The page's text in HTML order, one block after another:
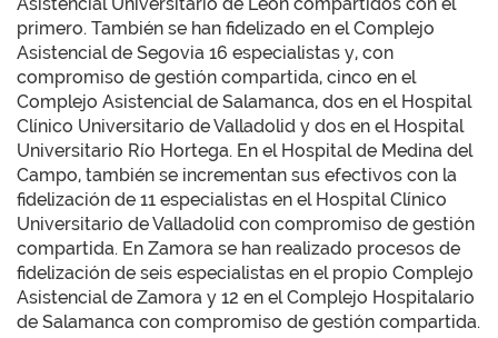
primero. También se han fidelizado en el Complejo
Asistencial de Segovia 16 especialistas y, con
compromiso de gestión compartida, cinco en el
Complejo Asistencial de Salamanca, dos en el Hospital
Clínico Universitario de Valladolid y dos en el Hospital
Universitario Río Hortega. En el Hospital de Medina del
Campo, también se incrementan sus efectivos con la
fidelización de 11 especialistas en el Hospital Clínico
Universitario de Valladolid con compromiso de gestión
compartida. En Zamora se han realizado procesos de
fidelización de seis especialistas en el propio Complejo
Asistencial de Zamora y 12 en el Complejo Hospitalario
de Salamanca con compromiso de gestión compartida.